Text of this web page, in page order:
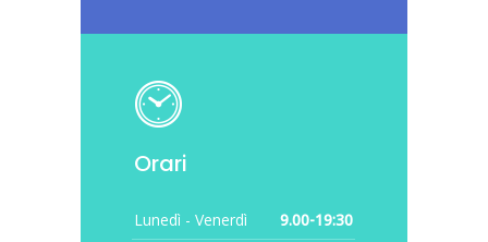
Orari
Lunedì - Venerdì 9.00-19:30